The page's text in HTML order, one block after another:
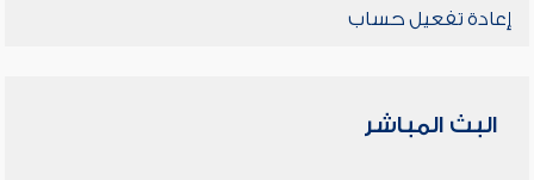
إعادة تفعيل حساب
البث المباشر